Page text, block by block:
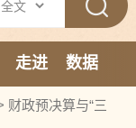
走进
数据
财政预决算与“三